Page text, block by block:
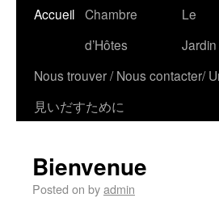
Accueil Chambre
d’Hôtes
Le
Jardin
Nous trouver / Nous contacter/
見いだすために
Bienvenue
Posted on byadmin